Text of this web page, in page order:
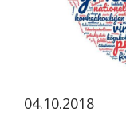
kiinnostuneille.
04.10.2018